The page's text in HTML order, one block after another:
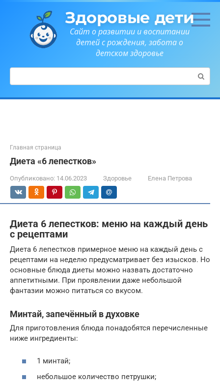
Здоровые дети
Сайт о развитии и воспитании
детей с рождения, забота о
детском здоровье
Поиск:
Главная страница
Диета «6 лепестков»
Опубликовано: 14.06.2023 Здоровье Елена Петрова
Диета 6 лепестков: меню на каждый день
с рецептами
Диета 6 лепестков примерное меню на каждый день с
рецептами на неделю предусматривает без изысков. Но
основные блюда диеты можно назвать достаточно
аппетитными. При проявлении даже небольшой
фантазии можно питаться со вкусом.
Минтай, запечённый в духовке
Для приготовления блюда понадобятся перечисленные
ниже ингредиенты:
1 минтай;
небольшое количество петрушки;